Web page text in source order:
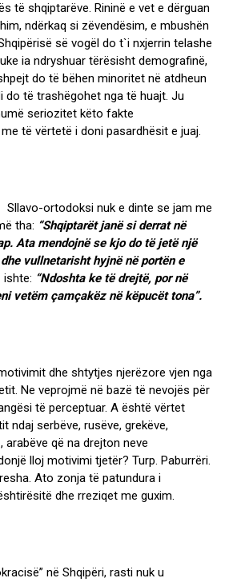
të shqiptarëve. Rininë e vet e dërguan
ndërkaq si zëvendësim, e mbushën
së vogël do t`i nxjerrin telashe
ia ndryshuar tërësisht demografinë,
do të bëhen minoritet në atdheun
do të trashëgohet nga të huajt. Ju
seriozitet këto fakte
të vërtetë i doni pasardhësit e juaj.
Sllavo-ortodoksi nuk e dinte se jam me
tha: “Shqiptarët janë si derrat në
Ata mendojnë se kjo do të jetë një
vullnetarisht hyjnë në portën e
ishte: “Ndoshta ke të drejtë, por në
vetëm çamçakëz në këpucët tona”.
dhe shtytjes njerëzore vjen nga
Ne veprojmë në bazë të nevojës për
të perceptuar. A është vërtet
ndaj serbëve, rusëve, grekëve,
arabëve që na drejton neve
lloj motivimi tjetër? Turp. Paburrëri.
Ato zonja të patundura i
dhe rreziqet me guxim.
në Shqipëri, rasti nuk u